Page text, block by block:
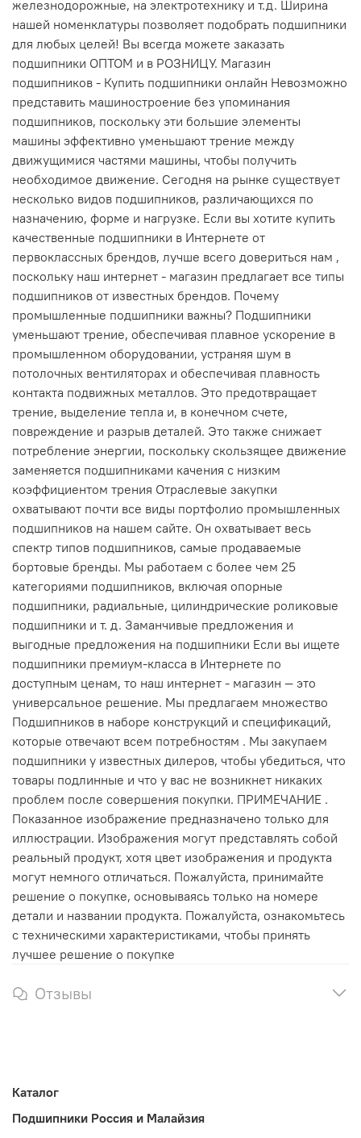
железнодорожные, на электротехнику и т.д. Ширина
нашей номенклатуры позволяет подобрать подшипники
для любых целей! Вы всегда можете заказать
подшипники ОПТОМ и в РОЗНИЦУ. Магазин
подшипников - Купить подшипники онлайн Невозможно
представить машиностроение без упоминания
подшипников, поскольку эти большие элементы
машины эффективно уменьшают трение между
движущимися частями машины, чтобы получить
необходимое движение. Сегодня на рынке существует
несколько видов подшипников, различающихся по
назначению, форме и нагрузке. Если вы хотите купить
качественные подшипники в Интернете от
первоклассных брендов, лучше всего довериться нам ,
поскольку наш интернет - магазин предлагает все типы
подшипников от известных брендов. Почему
промышленные подшипники важны? Подшипники
уменьшают трение, обеспечивая плавное ускорение в
промышленном оборудовании, устраняя шум в
потолочных вентиляторах и обеспечивая плавность
контакта подвижных металлов. Это предотвращает
трение, выделение тепла и, в конечном счете,
повреждение и разрыв деталей. Это также снижает
потребление энергии, поскольку скользящее движение
заменяется подшипниками качения с низким
коэффициентом трения Отраслевые закупки
охватывают почти все виды портфолио промышленных
подшипников на нашем сайте. Он охватывает весь
спектр типов подшипников, самые продаваемые
бортовые бренды. Мы работаем с более чем 25
категориями подшипников, включая опорные
подшипники, радиальные, цилиндрические роликовые
подшипники и т. д. Заманчивые предложения и
выгодные предложения на подшипники Если вы ищете
подшипники премиум-класса в Интернете по
доступным ценам, то наш интернет - магазин — это
универсальное решение. Мы предлагаем множество
Подшипников в наборе конструкций и спецификаций,
которые отвечают всем потребностям . Мы закупаем
подшипники у известных дилеров, чтобы убедиться, что
товары подлинные и что у вас не возникнет никаких
проблем после совершения покупки. ПРИМЕЧАНИЕ .
Показанное изображение предназначено только для
иллюстрации. Изображения могут представлять собой
реальный продукт, хотя цвет изображения и продукта
могут немного отличаться. Пожалуйста, принимайте
решение о покупке, основываясь только на номере
детали и названии продукта. Пожалуйста, ознакомьтесь
с техническими характеристиками, чтобы принять
лучшее решение о покупке
Отзывы
Каталог
Подшипники Россия и Малайзия